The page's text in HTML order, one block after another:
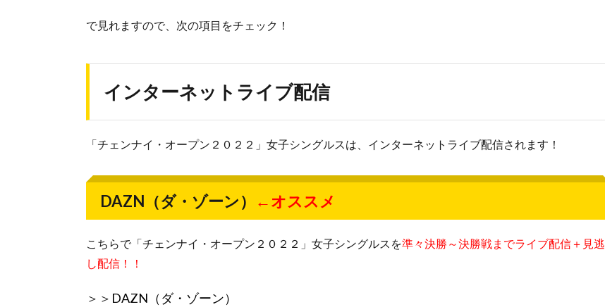
で見れますので、次の項目をチェック！
インターネットライブ配信
「チェンナイ・オープン２０２２」女子シングルスは、インターネットライブ配信されます！
DAZN（ダ・ゾーン） ←オススメ
こちらで「チェンナイ・オープン２０２２」女子シングルスを準々決勝～決勝戦までライブ配信＋見逃
し配信！！
＞＞ DAZN（ダ・ゾーン）